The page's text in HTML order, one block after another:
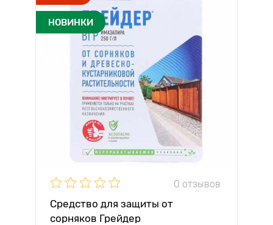
НОВИНКИ
0 отзывов
Средство для защиты от
сорняков Грейдер